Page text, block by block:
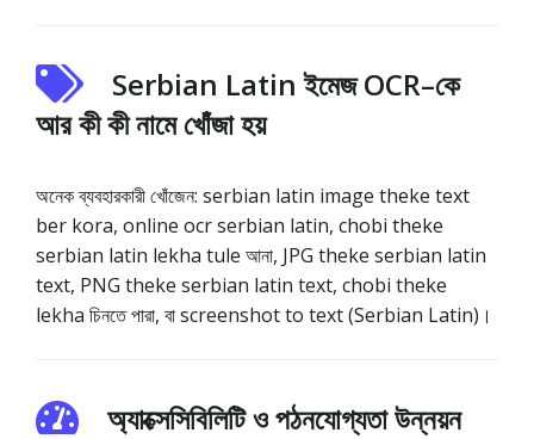
Serbian Latin ইমেজ OCR–কে
আর কী কী নামে খোঁজা হয়
অনেক ব্যবহারকারী খোঁজেন: serbian latin image theke text
ber kora, online ocr serbian latin, chobi theke
serbian latin lekha tule আনা, JPG theke serbian latin
text, PNG theke serbian latin text, chobi theke
lekha চিনতে পারা, বা screenshot to text (Serbian Latin)।
অ্যাক্সেসিবিলিটি ও পঠনযোগ্যতা উন্নয়ন